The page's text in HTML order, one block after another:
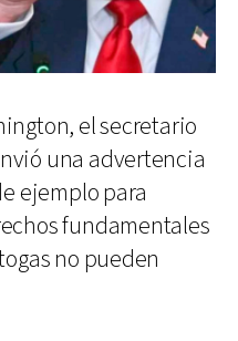
el secretario
una advertencia
ejemplo para
fundamentales
no pueden